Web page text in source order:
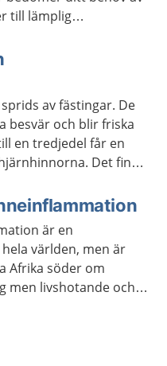
till lämplig
av fästingar. De
besvär och blir friska
en tredjedel får en
Det finns
är en
världen, men är
Afrika söder om
men livshotande och